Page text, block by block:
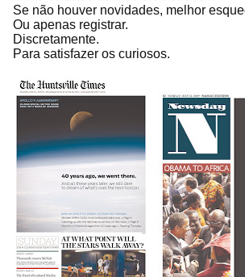
Se não houver novidades, melhor
Ou apenas registrar.
Discretamente.
Para satisfazer os curiosos.